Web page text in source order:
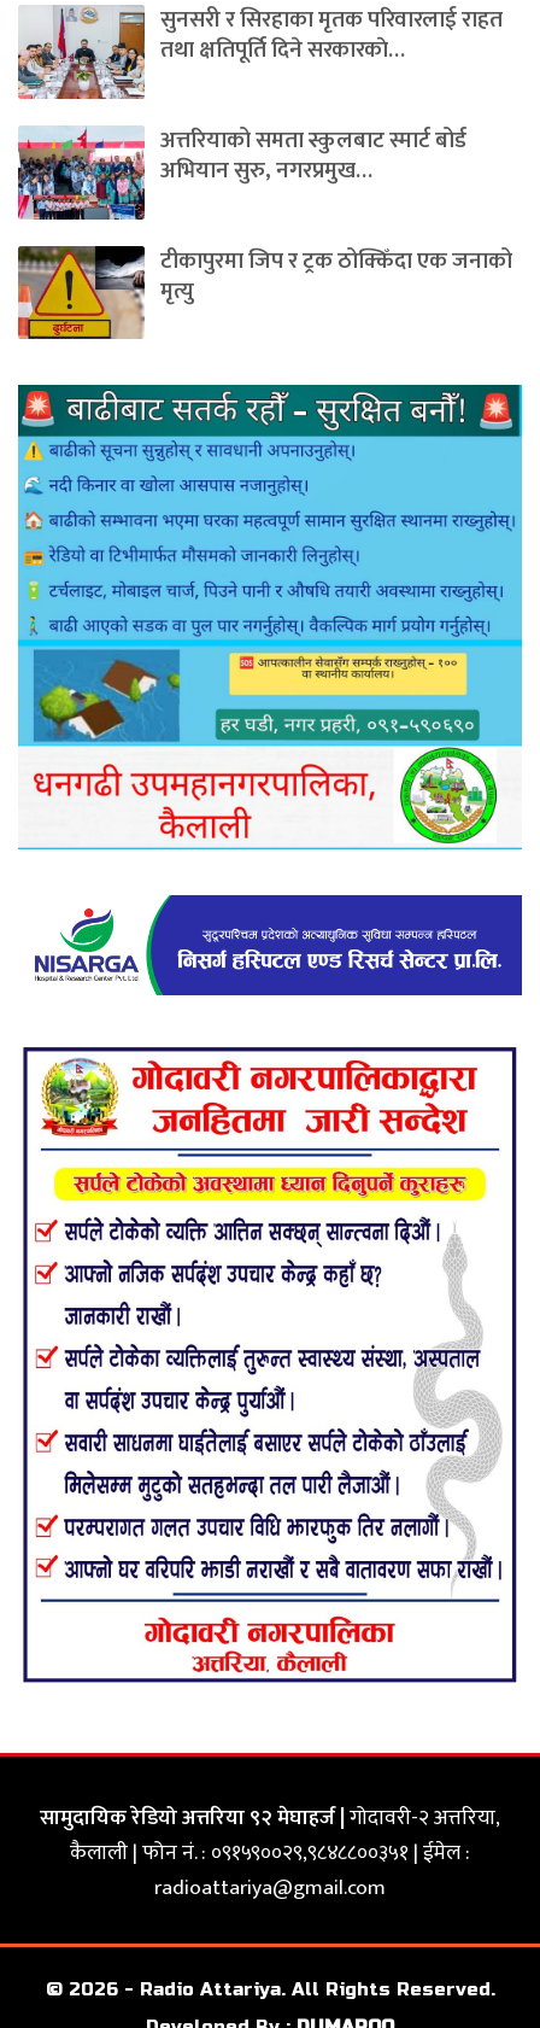
सुनसरी र सिरहाका मृतक परिवारलाई राहत
तथा क्षतिपूर्ति दिने सरकारकाे…
अत्तरियाको समता स्कुलबाट स्मार्ट बोर्ड
अभियान सुरु, नगरप्रमुख…
टीकापुरमा जिप र ट्रक ठोक्किँदा एक जनाको
मृत्यु
सामुदायिक रेडियो अत्तरिया ९२ मेघाहर्ज |गोदावरी-२ अत्तरिया,
कैलाली | फोन नं. : ०९१५९००२९,९८४८८००३५१ | ईमेल :
radioattariya@gmail.com
© 2026 - Radio Attariya. All Rights Reserved.